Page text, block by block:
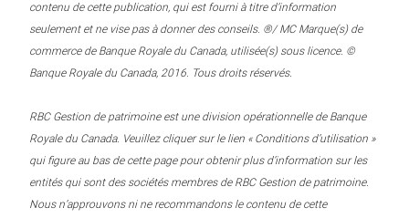
contenu de cette publication, qui est fourni à titre d’information
seulement et ne vise pas à donner des conseils. ®/ MC Marque(s) de
commerce de Banque Royale du Canada, utilisée(s) sous licence. ©
Banque Royale du Canada, 2016. Tous droits réservés.
RBC Gestion de patrimoine est une division opérationnelle de Banque
Royale du Canada. Veuillez cliquer sur le lien « Conditions d’utilisation »
qui figure au bas de cette page pour obtenir plus d’information sur les
entités qui sont des sociétés membres de RBC Gestion de patrimoine.
Nous n’approuvons ni ne recommandons le contenu de cette